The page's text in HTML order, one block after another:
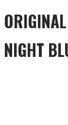
NIGHT